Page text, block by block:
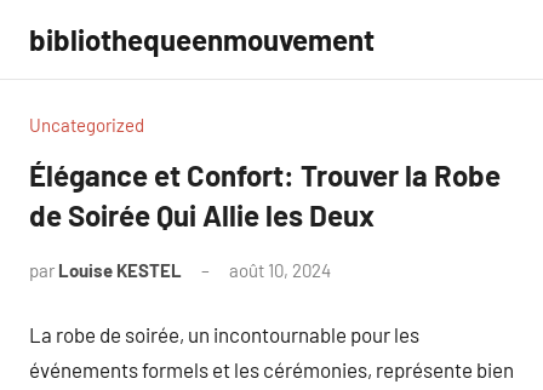
contenu
bibliothequeenmouvement
Uncategorized
Élégance et Confort: Trouver la Robe
de Soirée Qui Allie les Deux
par Louise KESTEL août 10, 2024
La robe de soirée, un incontournable pour les
événements formels et les cérémonies, représente bien